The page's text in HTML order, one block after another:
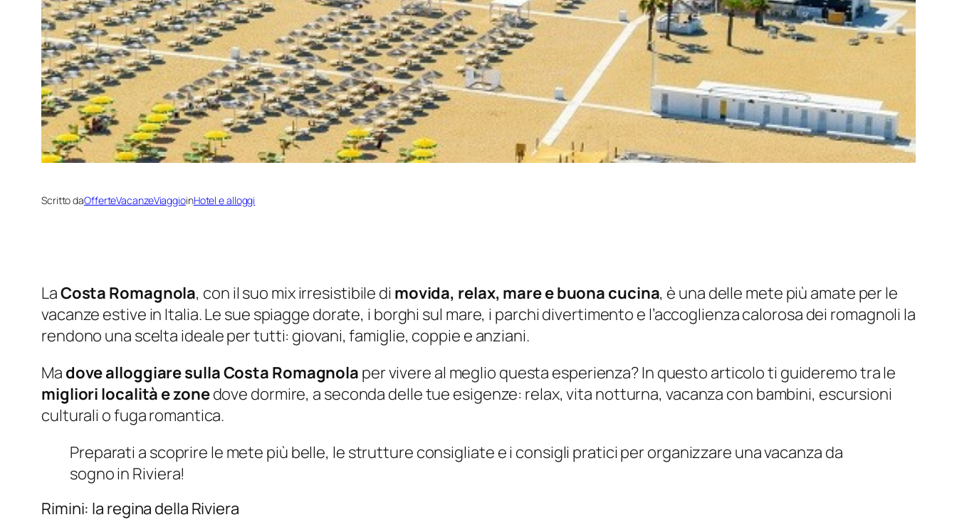
Scritto daOfferteVacanzeViaggioinHotel e alloggi
LaCosta Romagnola, con il suo mix irresistibile di movida, relax, mare e buona cucina, è una delle mete più amate per le
vacanze estive in Italia. Le sue spiagge dorate, i borghi sul mare, i parchi divertimento e l’accoglienza calorosa dei romagnoli la
rendono una scelta ideale per tutti: giovani, famiglie, coppie e anziani.
Ma dove alloggiare sulla Costa Romagnola per vivere al meglio questa esperienza? In questo articolo ti guideremo tra le
migliori località e zonedove dormire, a seconda delle tue esigenze: relax, vita notturna, vacanza con bambini, escursioni
culturali o fuga romantica.
Preparati a scoprire le mete più belle, le strutture consigliate e i consigli pratici per organizzare una vacanza da
sogno in Riviera!
Rimini: la regina della Riviera